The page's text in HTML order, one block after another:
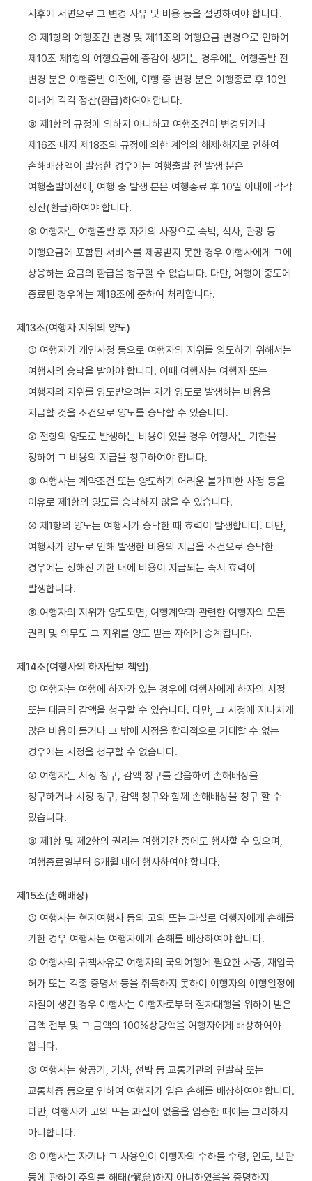
사후에 서면으로 그 변경 사유 및 비용 등을 설명하여야 합니다.
④ 제1항의 여행조건 변경 및 제11조의 여행요금 변경으로 인하여
제10조 제1항의 여행요금에 증감이 생기는 경우에는 여행출발 전
변경 분은 여행출발 이전에, 여행 중 변경 분은 여행종료 후 10일
이내에 각각 정산(환급)하여야 합니다.
⑤ 제1항의 규정에 의하지 아니하고 여행조건이 변경되거나
제16조 내지 제18조의 규정에 의한 계약의 해제·해지로 인하여
손해배상액이 발생한 경우에는 여행출발 전 발생 분은
여행출발이전에, 여행 중 발생 분은 여행종료 후 10일 이내에 각각
정산(환급)하여야 합니다.
⑥ 여행자는 여행출발 후 자기의 사정으로 숙박, 식사, 관광 등
여행요금에 포함된 서비스를 제공받지 못한 경우 여행사에게 그에
상응하는 요금의 환급을 청구할 수 없습니다. 다만, 여행이 중도에
종료된 경우에는 제18조에 준하여 처리합니다.
제13조(여행자 지위의 양도)
① 여행자가 개인사정 등으로 여행자의 지위를 양도하기 위해서는
여행사의 승낙을 받아야 합니다. 이때 여행사는 여행자 또는
여행자의 지위를 양도받으려는 자가 양도로 발생하는 비용을
지급할 것을 조건으로 양도를 승낙할 수 있습니다.
② 전항의 양도로 발생하는 비용이 있을 경우 여행사는 기한을
정하여 그 비용의 지급을 청구하여야 합니다.
③ 여행사는 계약조건 또는 양도하기 어려운 불가피한 사정 등을
이유로 제1항의 양도를 승낙하지 않을 수 있습니다.
④ 제1항의 양도는 여행사가 승낙한 때 효력이 발생합니다. 다만,
여행사가 양도로 인해 발생한 비용의 지급을 조건으로 승낙한
경우에는 정해진 기한 내에 비용이 지급되는 즉시 효력이
발생합니다.
⑤ 여행자의 지위가 양도되면, 여행계약과 관련한 여행자의 모든
권리 및 의무도 그 지위를 양도 받는 자에게 승계됩니다.
제14조(여행사의 하자담보 책임)
① 여행자는 여행에 하자가 있는 경우에 여행사에게 하자의 시정
또는 대금의 감액을 청구할 수 있습니다. 다만, 그 시정에 지나치게
많은 비용이 들거나 그 밖에 시정을 합리적으로 기대할 수 없는
경우에는 시정을 청구할 수 없습니다.
② 여행자는 시정 청구, 감액 청구를 갈음하여 손해배상을
청구하거나 시정 청구, 감액 청구와 함께 손해배상을 청구 할 수
있습니다.
③ 제1항 및 제2항의 권리는 여행기간 중에도 행사할 수 있으며,
여행종료일부터 6개월 내에 행사하여야 합니다.
제15조(손해배상)
① 여행사는 현지여행사 등의 고의 또는 과실로 여행자에게 손해를
가한 경우 여행사는 여행자에게 손해를 배상하여야 합니다.
② 여행사의 귀책사유로 여행자의 국외여행에 필요한 사증, 재입국
허가 또는 각종 증명서 등을 취득하지 못하여 여행자의 여행일정에
차질이 생긴 경우 여행사는 여행자로부터 절차대행을 위하여 받은
금액 전부 및 그 금액의 100%상당액을 여행자에게 배상하여야
합니다.
③ 여행사는 항공기, 기차, 선박 등 교통기관의 연발착 또는
교통체증 등으로 인하여 여행자가 입은 손해를 배상하여야 합니다.
다만, 여행사가 고의 또는 과실이 없음을 입증한 때에는 그러하지
아니합니다.
④ 여행사는 자기나 그 사용인이 여행자의 수하물 수령, 인도, 보관
등에 관하여 주의를 해태(懈怠)하지 아니하였음을 증명하지